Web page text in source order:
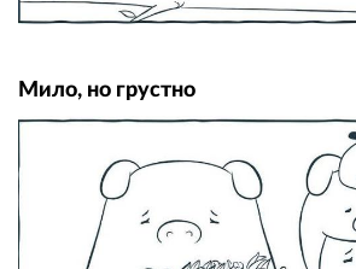
Мило, но грустно